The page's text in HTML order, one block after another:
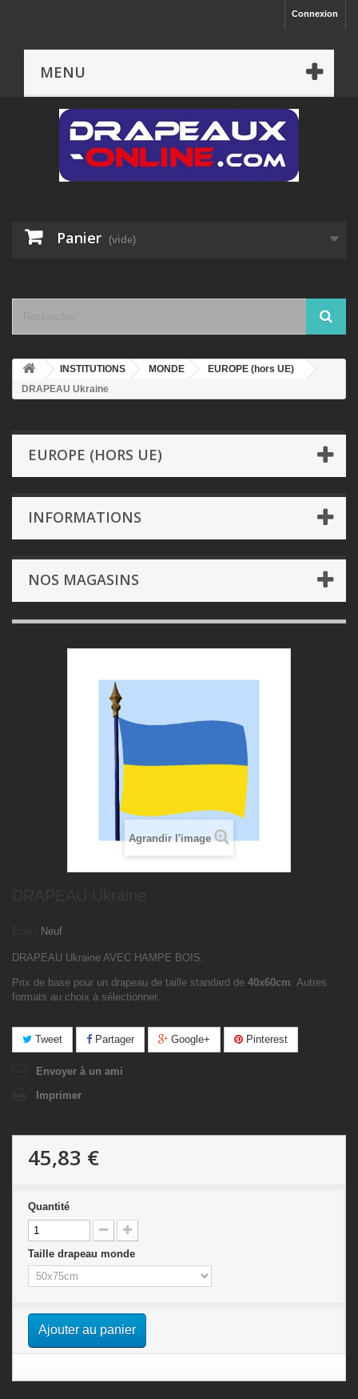
Connexion
MENU
Panier (vide)
INSTITUTIONS MONDE
EUROPE (hors UE)
DRAPEAU Ukraine
EUROPE (HORS UE)
INFORMATIONS
NOS MAGASINS
Agrandir l'image
Neuf
DRAPEAU Ukraine AVEC HAMPE BOIS.
Prix de base pour un drapeau de taille standard de 40x60cm. Autres
formats au choix à sélectionner.
Tweet Partager Google+ Pinterest
Envoyer à un ami
Imprimer
45,83 €
Quantité
Taille drapeau monde
Ajouter au panier